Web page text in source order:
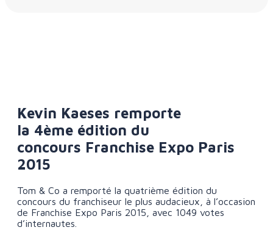
Kevin Kaeses remporte
la 4ème édition du
concours Franchise Expo Paris
2015
Tom & Co a remporté la quatrième édition du
concours du franchiseur le plus audacieux, à l’occasion
de Franchise Expo Paris 2015, avec 1049 votes
d’internautes.